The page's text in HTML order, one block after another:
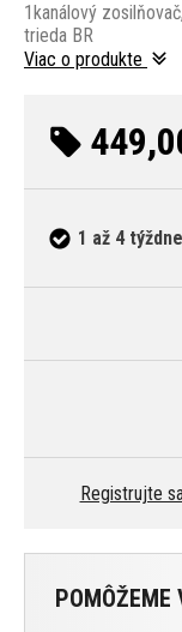
1kanálový
trieda BR
Viac o produkte
1 až 4 týždne
Registrujte
POMÔŽEME